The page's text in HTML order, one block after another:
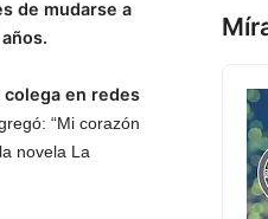
de mudarse a
colega en redes
“Mi corazón
novela La